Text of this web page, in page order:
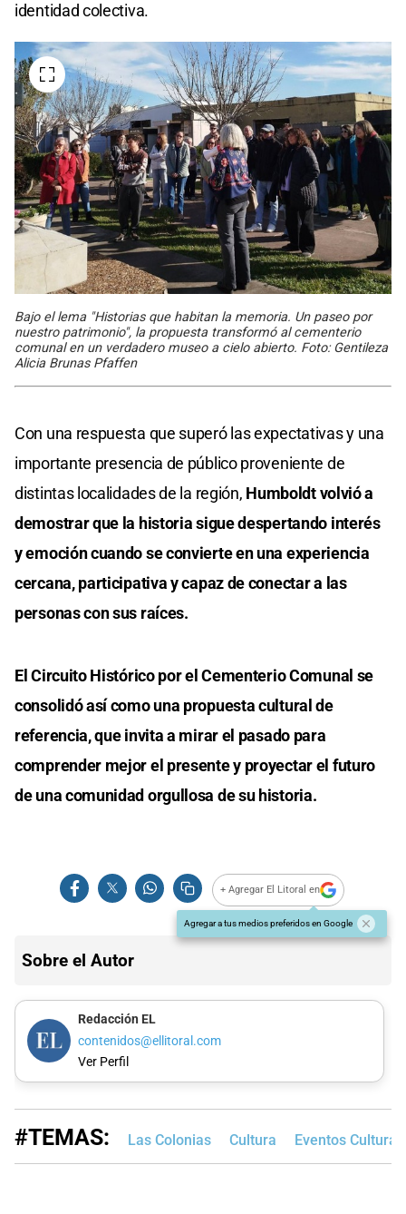
identidad colectiva.
Bajo el lema "Historias que habitan la memoria. Un paseo por
nuestro patrimonio", la propuesta transformó al cementerio
comunal en un verdadero museo a cielo abierto. Foto: Gentileza
Alicia Brunas Pfaffen
Con una respuesta que superó las expectativas y una
importante presencia de público proveniente de
distintas localidades de la región, Humboldt volvió a
demostrar que la historia sigue despertando interés
y emoción cuando se convierte en una experiencia
cercana, participativa y capaz de conectar a las
personas con sus raíces.
El Circuito Histórico por el Cementerio Comunal se
consolidó así como una propuesta cultural de
referencia, que invita a mirar el pasado para
comprender mejor el presente y proyectar el futuro
de una comunidad orgullosa de su historia.
+ Agregar El Litoral en
Agregar a tus medios preferidos en Google
Sobre el Autor
Redacción EL
contenidos@ellitoral.com
Ver Perfil
#TEMAS: Las Colonias Cultura Eventos